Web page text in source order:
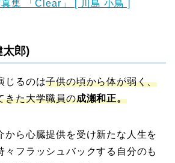
集 「Clear」 [ 川島 小鳥 ]
太郎)
じるのは子供の頃から体が弱く、
きた大学職員の成瀬和正。
から心臓提供を受け新たな人生を
々フラッシュバックする自分のも